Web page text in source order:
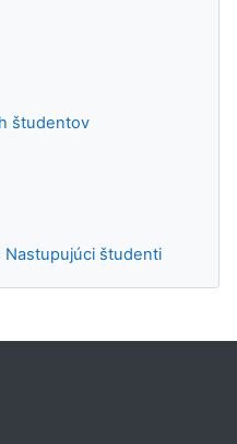
študentov
Nastupujúci študenti